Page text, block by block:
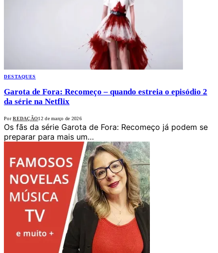
DESTAQUES
Garota de Fora: Recomeço – quando estreia o episódio 2
da série na Netflix
Por REDAÇÃO12 de março de 2026
Os fãs da série Garota de Fora: Recomeço já podem se
preparar para mais um…